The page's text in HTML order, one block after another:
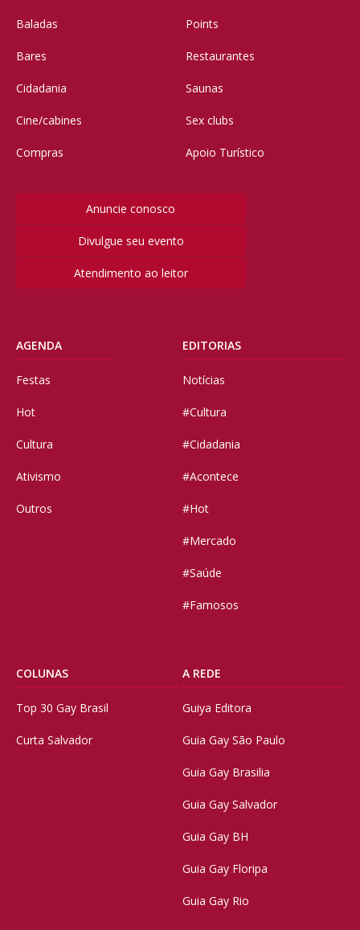
Baladas
Bares
Cidadania
Cine/cabines
Compras
Points
Restaurantes
Saunas
Sex clubs
Apoio Turístico
Anuncie conosco
Divulgue seu evento
Atendimento ao leitor
AGENDA
Festas
Hot
Cultura
Ativismo
Outros
EDITORIAS
Notícias
#Cultura
#Cidadania
#Acontece
#Hot
#Mercado
#Saúde
#Famosos
COLUNAS
Top 30 Gay Brasil
Curta Salvador
A REDE
Guiya Editora
Guia Gay São Paulo
Guia Gay Brasilia
Guia Gay Salvador
Guia Gay BH
Guia Gay Floripa
Guia Gay Rio